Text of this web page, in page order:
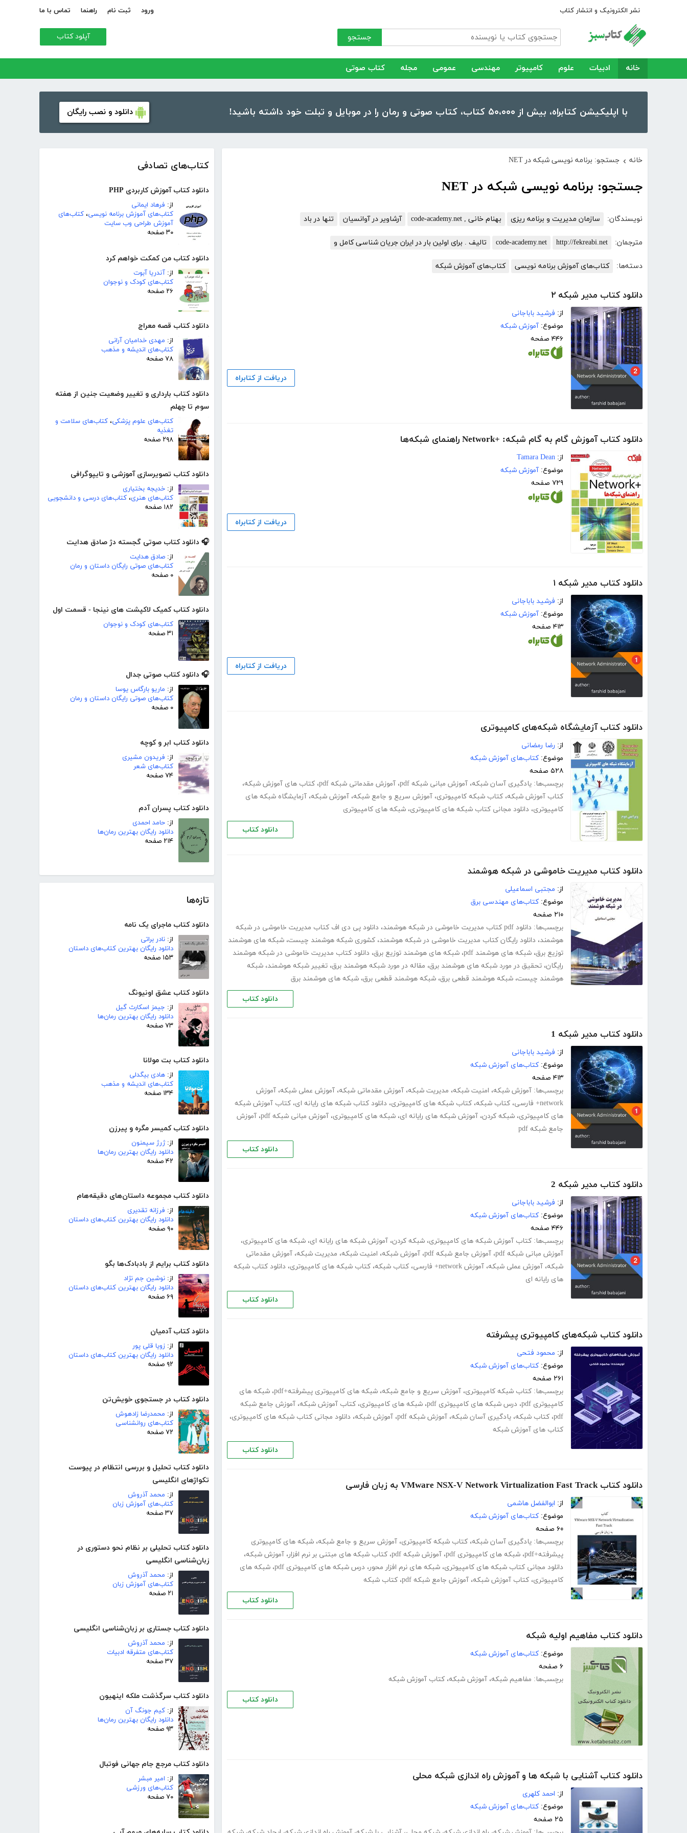
نشر الکترونیک و انتشار کتاب ورود ثبت نام راهنما تماس با ما
جستجو آپلود کتاب
خانه ادبیات علوم کامپیوتر مهندسی عمومی مجله کتاب صوتی
با اپلیکیشن کتابراه، بیش از ۵۰،۰۰۰ کتاب، کتاب صوتی و رمان را در موبایل و تبلت خود داشته باشید! دانلود و نصب رایگان
کتاب‌های تصادفی
دانلود کتاب آموزش کاربردی PHP
از: فرهاد ایمانی
کتاب‌های آموزش برنامه نویسی، کتاب‌های
آموزش طراحی وب سایت
۳۰ صفحه
دانلود کتاب من کمکت خواهم کرد
از: آندریا آبوت
کتاب‌های کودک و نوجوان
۲۶ صفحه
دانلود کتاب قصه معراج
از: مهدی خدامیان آرانی
کتاب‌های اندیشه و مذهب
۷۸ صفحه
دانلود کتاب بارداری و تغییر وضعیت جنین از هفته
سوم تا چهلم
کتاب‌های علوم پزشکی، کتاب‌های سلامت و
تغذیه
۲۹۸ صفحه
دانلود کتاب تصویرسازی آموزشی و تایپوگرافی
از: خدیجه بختیاری
کتاب‌های هنری، کتاب‌های درسی و دانشجویی
۱۸۲ صفحه
🎧 دانلود کتاب صوتی گجسته دژ صادق هدایت
از: صادق هدایت
کتاب‌های صوتی رایگان داستان و رمان
۰ صفحه
دانلود کتاب کمیک لاکپشت های نینجا - قسمت اول
کتاب‌های کودک و نوجوان
۳۱ صفحه
🎧 دانلود کتاب صوتی جدال
از: ماریو بارگاس یوسا
کتاب‌های صوتی رایگان داستان و رمان
۰ صفحه
دانلود کتاب ابر و کوچه
از: فریدون مشیری
کتاب‌های شعر
۷۴ صفحه
دانلود کتاب پسران آدم
از: حامد احمدی
دانلود رایگان بهترین رمان‌ها
۲۱۴ صفحه
تازه‌ها
دانلود کتاب ماجرای یک نامه
از: نادر براتی
دانلود رایگان بهترین کتاب‌های داستان
۱۵۳ صفحه
دانلود کتاب عشق اونیونگ
از: جیمز اسکارث گیل
دانلود رایگان بهترین رمان‌ها
۷۳ صفحه
دانلود کتاب بت مولانا
از: هادی بیگدلی
کتاب‌های اندیشه و مذهب
۱۳۴ صفحه
دانلود کتاب کمیسر مگره و پیرزن
از:ژرژ سیمنون
دانلود رایگان بهترین رمان‌ها
۴۲ صفحه
دانلود کتاب مجموعه داستان‌های دقیقه‌هام
از: فرزانه تقدیری
دانلود رایگان بهترین کتاب‌های داستان
۹۰ صفحه
دانلود کتاب برایم از بادبادک‌ها بگو
از: نوشین جم نژاد
دانلود رایگان بهترین کتاب‌های داستان
۶۹ صفحه
دانلود کتاب آدمیان
از: زویا قلی پور
دانلود رایگان بهترین کتاب‌های داستان
۹۲ صفحه
دانلود کتاب در جستجوی خویش‌تن
از: محمدرضا زادهوش
کتاب‌های روانشناسی
۷۲ صفحه
دانلود کتاب تحلیل و بررسی انتظام در پیوست
تکواژهای انگلیسی
از: محمد آذروش
کتاب‌های آموزش زبان
۳۷ صفحه
دانلود کتاب تحلیلی بر نظام نحو دستوری در
زبان‌شناسی انگلیسی
از: محمد آذروش
کتاب‌های آموزش زبان
۲۱ صفحه
دانلود کتاب جستاری بر زبان‌شناسی انگلیسی
از: محمد آذروش
کتاب‌های متفرقه ادبیات
۳۷ صفحه
دانلود کتاب سرگذشت ملکه اینهیون
از: کیم جونگ آن
دانلود رایگان بهترین رمان‌ها
۹۳ صفحه
دانلود کتاب مرجع جام جهانی فوتبال
از: امیر مبشر
کتاب‌های ورزشی
۷۰ صفحه
خانه › جستجو: برنامه نویسی شبکه در NET
جستجو: برنامه نویسی شبکه در NET
نویسندگان: سازمان مدیریت و برنامه ریزی بهنام خانی , code-academy.net آرشاویر در آوانسیان تنها در باد
مترجمان: http://fekreabi.net
code-academy.net تالیف . برای اولین بار در ایران جریان شناسی کامل و
دسته‌ها: کتاب‌های آموزش برنامه نویسی کتاب‌های آموزش شبکه
دانلود کتاب مدیر شبکه ۲
از: فرشید باباجانی
موضوع: آموزش شبکه
۴۴۶ صفحه
دریافت از کتابراه
دانلود کتاب آموزش گام به گام شبکه: +Network راهنمای شبکه‌ها
از: Tamara Dean
موضوع: آموزش شبکه
۷۲۹ صفحه
دریافت از کتابراه
دانلود کتاب مدیر شبکه ۱
از: فرشید باباجانی
موضوع: آموزش شبکه
۴۱۳ صفحه
دریافت از کتابراه
دانلود کتاب آزمایشگاه شبکه‌های کامپیوتری
از: رضا رمضانی
موضوع: کتاب‌های آموزش شبکه
۵۲۸ صفحه
برچسب‌ها: یادگیری آسان شبکه، آموزش مبانی شبکه pdf ، آموزش مقدماتی شبکه pdf ، کتاب های آموزش شبکه،
کتاب آموزش شبکه، کتاب شبکه کامپیوتری، آموزش سریع و جامع شبکه، آموزش شبکه، آزمایشگاه شبکه های
کامپیوتری، دانلود مجانی کتاب شبکه های کامپیوتری، شبکه های کامپیوتری
دانلود کتاب
دانلود کتاب مدیریت خاموشی در شبکه هوشمند
از: مجتبی اسماعیلی
موضوع: کتاب‌های مهندسی برق
۲۱۰ صفحه
برچسب‌ها: دانلود pdf کتاب مدیریت خاموشی در شبکه هوشمند ، دانلود پی دی اف کتاب مدیریت خاموشی در شبکه
هوشمند، دانلود رایگان کتاب مدیریت خاموشی در شبکه هوشمند، کشوری شبکه هوشمند چیست، شبکه های هوشمند
توزیع برق، شبکه های هوشمند pdf ، شبکه های هوشمند توزیع برق، دانلود کتاب مدیریت خاموشی در شبکه هوشمند
رایگان، تحقیق در مورد شبکه های هوشمند برق، مقاله در مورد شبکه هوشمند برق، تغییر شبکه هوشمند، شبکه
هوشمند چیست، شبکه هوشمند قطعی برق، شبکه هوشمند قطعی برق، شبکه های هوشمند برق
دانلود کتاب
دانلود کتاب مدیر شبکه 1
از: فرشید باباجانی
موضوع: کتاب‌های آموزش شبکه
۴۱۳ صفحه
برچسب‌ها: آموزش شبکه، امنیت شبکه، مدیریت شبکه، آموزش مقدماتی شبکه، آموزش عملی شبکه، آموزش
network+ فارسی
، کتاب شبکه، کتاب شبکه های کامپیوتری، دانلود کتاب شبکه های رایانه ای، کتاب آموزش شبکه
های کامپیوتری، شبکه کردن، آموزش شبکه های رایانه ای، شبکه های کامپیوتری، آموزش مبانی شبکه pdf ، آموزش
جامع شبکه pdf
دانلود کتاب
دانلود کتاب مدیر شبکه 2
از: فرشید باباجانی
موضوع: کتاب‌های آموزش شبکه
۴۴۶ صفحه
برچسب‌ها: کتاب آموزش شبکه های کامپیوتری، شبکه کردن، آموزش شبکه های رایانه ای، شبکه های کامپیوتری،
آموزش مبانی شبکه pdf
، آموزش جامع شبکه pdf ، آموزش شبکه، امنیت شبکه، مدیریت شبکه، آموزش مقدماتی
شبکه، آموزش عملی شبکه، آموزش network+ فارسی ، کتاب شبکه، کتاب شبکه های کامپیوتری، دانلود کتاب شبکه
های رایانه ای
دانلود کتاب
دانلود کتاب شبکه‌های کامپیوتری پیشرفته
از: محمود فتحی
موضوع: کتاب‌های آموزش شبکه
۲۶۱ صفحه
برچسب‌ها: کتاب شبکه کامپیوتری، آموزش سریع و جامع شبکه، شبکه های کامپیوتری پیشرفته+pdf ، شبکه های
کامپیوتری pdf
، درس شبکه های کامپیوتری pdf ، شبکه های کامپیوتری، کتاب آموزش شبکه، آموزش جامع شبکه
pdf، کتاب شبکه، یادگیری آسان شبکه، آموزش شبکه pdf ، آموزش شبکه، دانلود مجانی کتاب شبکه های کامپیوتری،
کتاب های آموزش شبکه
دانلود کتاب
دانلود کتاب VMware NSX-V Network Virtualization Fast Track به زبان فارسی
از: ابوالفضل هاشمی
موضوع: کتاب‌های آموزش شبکه
۶۰ صفحه
برچسب‌ها: یادگیری آسان شبکه، کتاب شبکه کامپیوتری، آموزش سریع و جامع شبکه، شبکه های کامپیوتری
پیشرفته+pdf
، شبکه های کامپیوتری pdf ، آموزش شبکه pdf ، کتاب شبکه های مبتنی بر نرم افزار، آموزش شبکه،
دانلود مجانی کتاب شبکه های کامپیوتری، شبکه های نرم افزار محور، درس شبکه های کامپیوتری pdf ، شبکه های
کامپیوتری، کتاب آموزش شبکه، آموزش جامع شبکه pdf ، کتاب شبکه
دانلود کتاب
دانلود کتاب مفاهیم اولیه شبکه
موضوع: کتاب‌های آموزش شبکه
۶ صفحه
برچسب‌ها: مفاهیم شبکه، آموزش شبکه، کتاب آموزش شبکه
دانلود کتاب
دانلود کتاب آشنایی با شبکه ها و آموزش راه اندازی شبکه محلی
از: احمد کلهری
موضوع: کتاب‌های آموزش شبکه
۲۵ صفحه